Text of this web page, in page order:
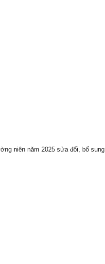
niên năm 2025 sửa đổi, bổ sung